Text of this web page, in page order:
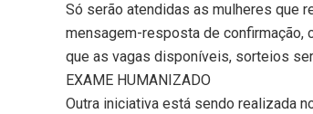
Só serão atendidas as mulheres que
mensagem-resposta de confirmação,
que as vagas disponíveis, sorteios
EXAME HUMANIZADO
Outra iniciativa está sendo realizada